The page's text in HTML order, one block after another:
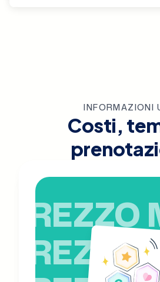
INFORMAZIONI
Costi,
PREZZO
PREZZO